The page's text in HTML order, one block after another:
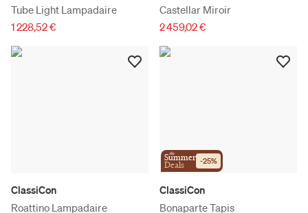
Tube Light Lampadaire
1 228,52 €
Castellar Miroir
2 459,02 €
ClassiCon
Roattino Lampadaire
the
Summer
Deals -25%
ClassiCon
Bonaparte Tapis